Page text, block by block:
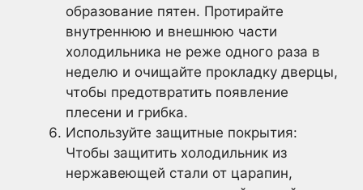
образование пятен. Протирайте
внутреннюю и внешнюю части
холодильника не реже одного раза в
неделю и очищайте прокладку дверцы,
чтобы предотвратить появление
плесени и грибка.
Используйте защитные покрытия:
Чтобы защитить холодильник из
нержавеющей стали от царапин,